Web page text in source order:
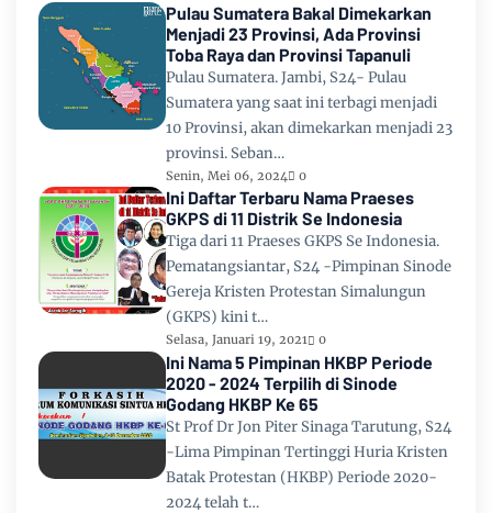
Pulau Sumatera Bakal Dimekarkan
Menjadi 23 Provinsi, Ada Provinsi
Toba Raya dan Provinsi Tapanuli
Pulau Sumatera. Jambi, S24- Pulau
Sumatera yang saat ini terbagi menjadi
10 Provinsi, akan dimekarkan menjadi 23
provinsi. Seban…
Senin, Mei 06, 2024 0
Ini Daftar Terbaru Nama Praeses
GKPS di 11 Distrik Se Indonesia
Tiga dari 11 Praeses GKPS Se Indonesia.
Pematangsiantar, S24 -Pimpinan Sinode
Gereja Kristen Protestan Simalungun
(GKPS) kini t…
Selasa, Januari 19, 2021 0
Ini Nama 5 Pimpinan HKBP Periode
2020 - 2024 Terpilih di Sinode
Godang HKBP Ke 65
St Prof Dr Jon Piter Sinaga Tarutung, S24
-Lima Pimpinan Tertinggi Huria Kristen
Batak Protestan (HKBP) Periode 2020-
2024 telah t…